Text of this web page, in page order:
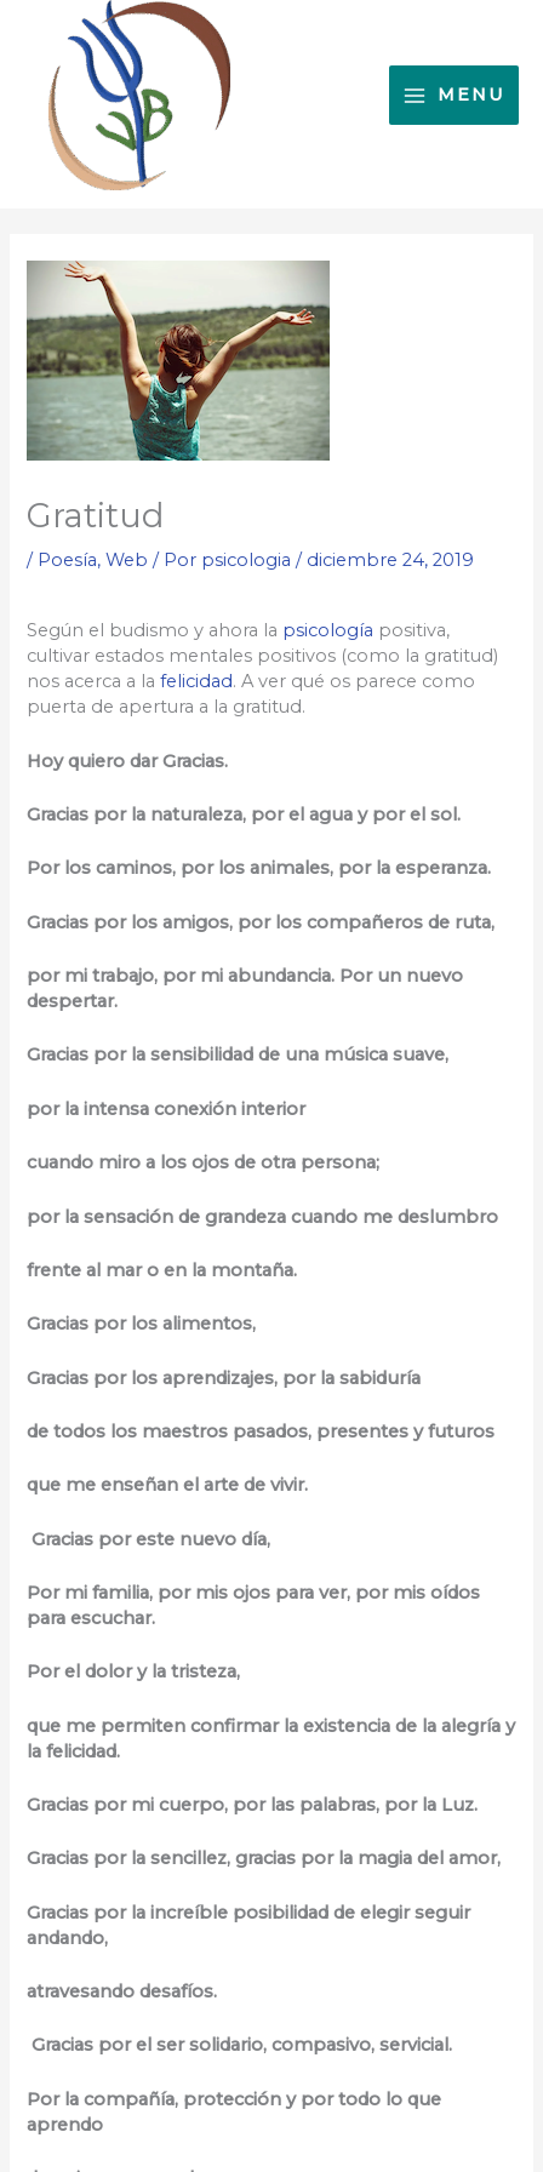
contenido
MENU
Gratitud
/ Poesía,Web / Por psicologia/ diciembre 24, 2019
Según el budismo y ahora la psicología positiva,
cultivar estados mentales positivos (como la gratitud)
nos acerca a lafelicidad. A ver qué os parece como
puerta de apertura a la gratitud.
Hoy quiero dar Gracias.
Gracias por la naturaleza, por el agua y por el sol.
Por los caminos, por los animales, por la esperanza.
Gracias por los amigos, por los compañeros de ruta,
por mi trabajo, por mi abundancia. Por un nuevo
despertar.
Gracias por la sensibilidad de una música suave,
por la intensa conexión interior
cuando miro a los ojos de otra persona;
por la sensación de grandeza cuando me deslumbro
frente al mar o en la montaña.
Gracias por los alimentos,
Gracias por los aprendizajes, por la sabiduría
de todos los maestros pasados, presentes y futuros
que me enseñan el arte de vivir.
Gracias por este nuevo día,
Por mi familia, por mis ojos para ver, por mis oídos
para escuchar.
Por el dolor y la tristeza,
que me permiten confirmar la existencia de la alegría y
la felicidad.
Gracias por mi cuerpo, por las palabras, por la Luz.
Gracias por la sencillez, gracias por la magia del amor,
Gracias por la increíble posibilidad de elegir seguir
andando,
atravesando desafíos.
Gracias por el ser solidario, compasivo, servicial.
Por la compañía, protección y por todo lo que
aprendo